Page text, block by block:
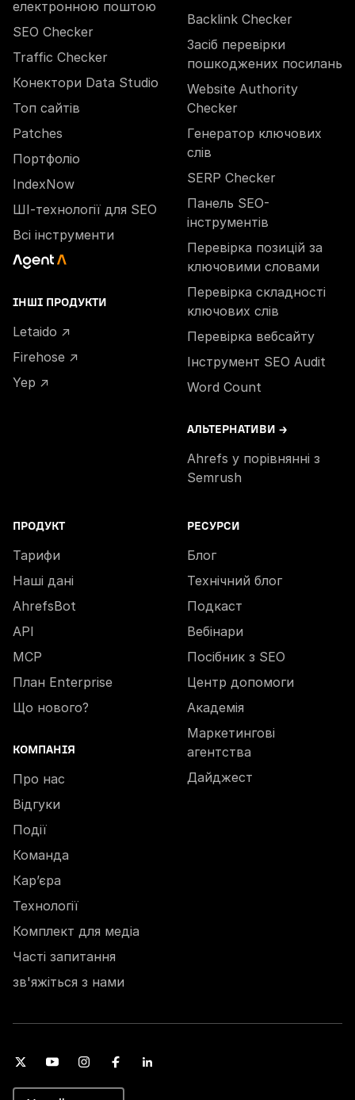
електронною поштою
SEO Checker
Traffic Checker
Конектори Data Studio
Топ сайтів
Patches
Портфоліо
IndexNow
ШІ-технології для SEO
Всі інструменти
ІНШІ ПРОДУКТИ
Letaido ↗
Firehose ↗
Yep ↗
Backlink Checker
Засіб перевірки
пошкоджених посилань
Website Authority
Checker
Генератор ключових
слів
SERP Checker
Панель SEO-
інструментів
Перевірка позицій за
ключовими словами
Перевірка складності
ключових слів
Перевірка вебсайту
Інструмент SEO Audit
Word Count
АЛЬТЕРНАТИВИ →
Ahrefs у порівнянні з
Semrush
ПРОДУКТ
Тарифи
Наші дані
AhrefsBot
API
MCP
План Enterprise
Що нового?
КОМПАНІЯ
Про нас
Відгуки
Події
Команда
Кар’єра
Технології
Комплект для медіа
Часті запитання
зв'яжіться з нами
РЕСУРСИ
Блог
Технічний блог
Подкаст
Вебінари
Посібник з SEO
Центр допомоги
Академія
Маркетингові
агентства
Дайджест